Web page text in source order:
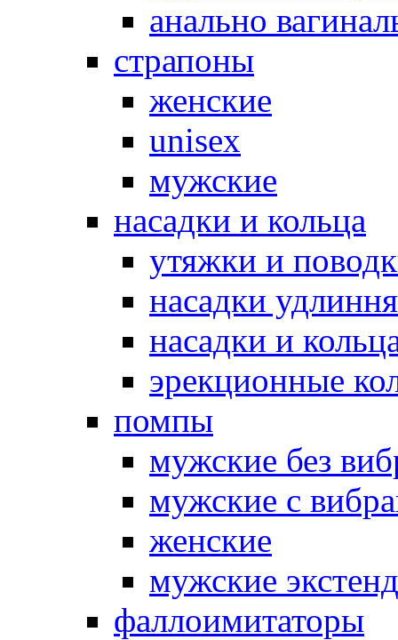
анально
страпоны
женские
unisex
мужские
насадки и кольца
утяжки и
насадки
насадки и
эрекционные
помпы
мужские без
мужские с
женские
мужские
фаллоимитаторы